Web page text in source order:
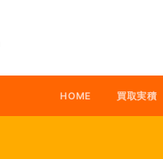
HOME 買取実積